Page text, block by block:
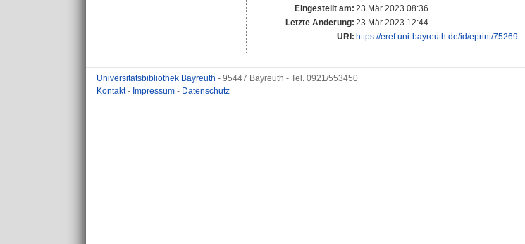
Eingestellt am: 23 Mär 2023 08:36
Letzte Änderung: 23 Mär 2023 12:44
URI: https://eref.uni-bayreuth.de/id/eprint/75269
Universitätsbibliothek Bayreuth - 95447 Bayreuth - Tel. 0921/553450
Kontakt- Impressum - Datenschutz